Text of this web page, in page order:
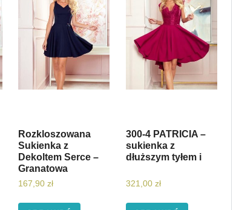
Rozkloszowana
Sukienka z
Dekoltem Serce –
Granatowa
167,90 zł
300-4 PATRICIA –
sukienka z
dłuższym tyłem i
321,00 zł